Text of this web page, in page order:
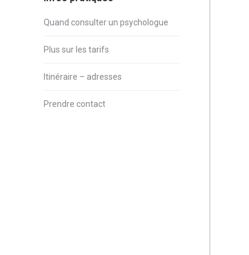
Quand consulter un psychologue
Plus sur les tarifs
Itinéraire – adresses
Prendre contact